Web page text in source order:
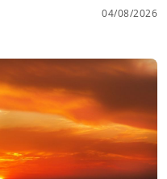
04/08/2026